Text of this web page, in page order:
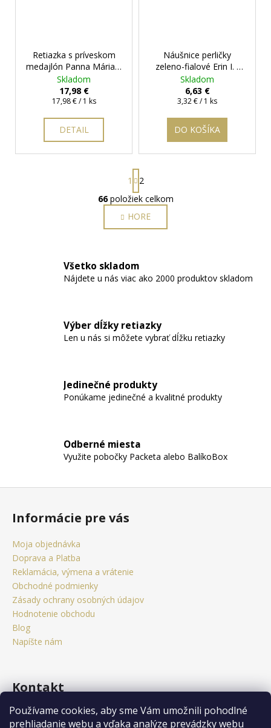
Používame cookies, aby sme Vám umožnili pohodlné
prehliadanie webu a vďaka analýze prevádzky webu
Retiazka s príveskom
medajlón Panna Mária v
zlatej farbe+ darčeková
krabička zadarmo
Skladom
17,98 €
Jednotková
17,98 € / 1 ks
DETAIL
Náušnice perličky
zeleno-fialové Erin I. -
5,5 mm
Skladom
6,63 €
Jednotková
3,32 € / 1 ks
DO KOŠÍKA
O
v
l
a
c
p
r
y
v
ý
s
u
S
t
r
á
n
k
a
n
1
2
66položiek celkom
HORE
Všetko skladom
Nájdete u nás viac ako 2000 produktov skladom
Výber dĺžky retiazky
Len u nás si môžete vybrať dĺžku retiazky
Jedinečné produkty
Ponúkame jedinečné a kvalitné produkty
Odberné miesta
Využite pobočky Packeta alebo BalíkoBox
Z
Informácie pre vás
Moja objednávka
Doprava a Platba
Reklamácia, výmena a vrátenie
Obchodné podmienky
Zásady ochrany osobných údajov
Hodnotenie obchodu
Blog
Napíšte nám
Kontakt
obchod @citystorm.eu